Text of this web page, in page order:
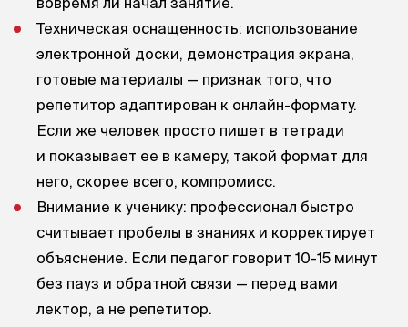
Техническая оснащенность: использование
электронной доски, демонстрация экрана,
готовые материалы — признак того, что
репетитор адаптирован к онлайн-формату.
Если же человек просто пишет в тетради
и показывает ее в камеру, такой формат для
него, скорее всего, компромисс.
Внимание к ученику: профессионал быстро
считывает пробелы в знаниях и корректирует
объяснение. Если педагог говорит 10-15 минут
без пауз и обратной связи — перед вами
лектор, а не репетитор.